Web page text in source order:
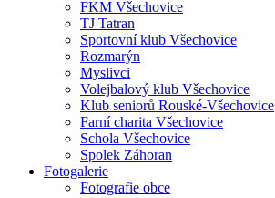
FKM Všechovice
TJ Tatran
Sportovní klub Všechovice
Rozmarýn
Myslivci
Volejbalový klub Všechovice
Klub seniorů Rouské-Všechovice
Farní charita Všechovice
Schola Všechovice
Spolek Záhoran
Fotogalerie
Fotografie obce